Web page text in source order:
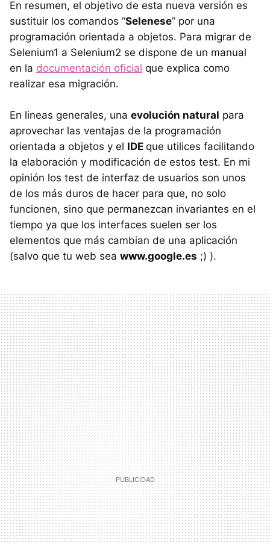
En resumen, el objetivo de esta nueva versión es
sustituir los comandos “Selenese” por una
programación orientada a objetos. Para migrar de
Selenium1 a Selenium2 se dispone de un manual
en la documentación oficial que explica como
realizar esa migración.
En lineas generales, una evolución natural para
aprovechar las ventajas de la programación
orientada a objetos y el IDE que utilices facilitando
la elaboración y modificación de estos test. En mi
opinión los test de interfaz de usuarios son unos
de los más duros de hacer para que, no solo
funcionen, sino que permanezcan invariantes en el
tiempo ya que los interfaces suelen ser los
elementos que más cambian de una aplicación
(salvo que tu web sea www.google.es ;) ).